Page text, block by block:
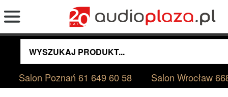
Salon Poznań61 649 60 58 Salon Wrocław